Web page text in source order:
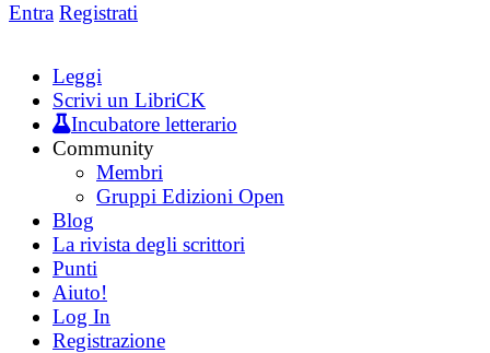
Entra Registrati
Leggi
Scrivi un LibriCK
Incubatore letterario
Community
Membri
Gruppi Edizioni Open
Blog
La rivista degli scrittori
Punti
Aiuto!
Log In
Registrazione